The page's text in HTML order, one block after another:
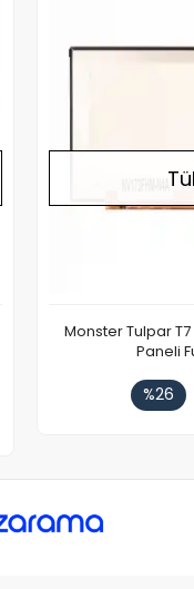
Monster Tulpar
Paneli
%26